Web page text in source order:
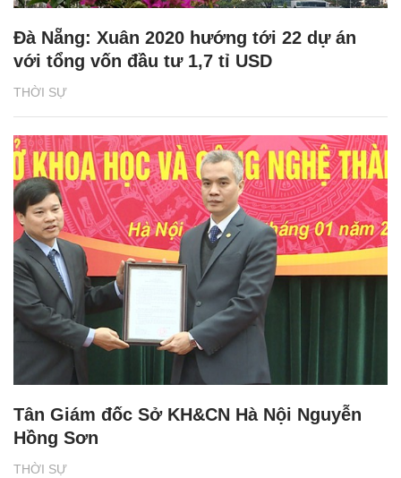
THỜI SỰ
Đà Nẵng: Xuân 2020 hướng tới 22 dự án
với tổng vốn đầu tư 1,7 tỉ USD
THỜI SỰ
Tân Giám đốc Sở KH&CN Hà Nội Nguyễn
Hồng Sơn